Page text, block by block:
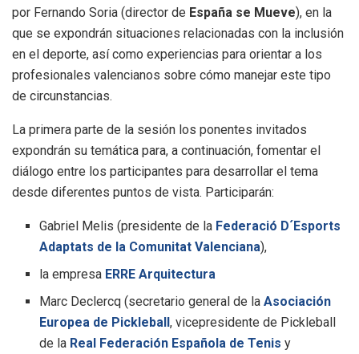
por Fernando Soria (director de España se Mueve), en la
que se expondrán situaciones relacionadas con la inclusión
en el deporte, así como experiencias para orientar a los
profesionales valencianos sobre cómo manejar este tipo
de circunstancias.
La primera parte de la sesión los ponentes invitados
expondrán su temática para, a continuación, fomentar el
diálogo entre los participantes para desarrollar el tema
desde diferentes puntos de vista. Participarán:
Gabriel Melis (presidente de la Federació D´Esports
Adaptats de la Comunitat Valenciana),
la empresa ERRE Arquitectura
Marc Declercq (secretario general de laAsociación
Europea de Pickleball, vicepresidente de Pickleball
de la Real Federación Española de Tenis y